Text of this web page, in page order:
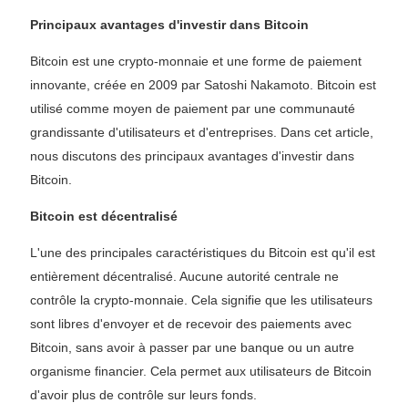
Principaux avantages d'investir dans Bitcoin
Bitcoin est une crypto-monnaie et une forme de paiement
innovante, créée en 2009 par Satoshi Nakamoto. Bitcoin est
utilisé comme moyen de paiement par une communauté
grandissante d'utilisateurs et d'entreprises. Dans cet article,
nous discutons des principaux avantages d'investir dans
Bitcoin.
Bitcoin est décentralisé
L'une des principales caractéristiques du Bitcoin est qu'il est
entièrement décentralisé. Aucune autorité centrale ne
contrôle la crypto-monnaie. Cela signifie que les utilisateurs
sont libres d'envoyer et de recevoir des paiements avec
Bitcoin, sans avoir à passer par une banque ou un autre
organisme financier. Cela permet aux utilisateurs de Bitcoin
d'avoir plus de contrôle sur leurs fonds.